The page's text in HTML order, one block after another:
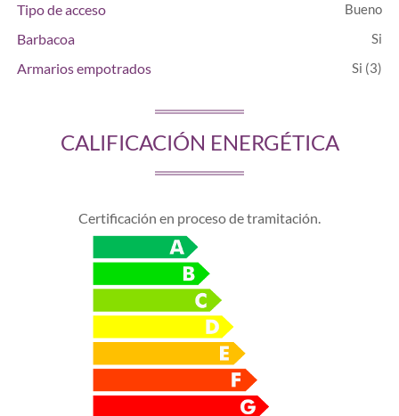
Tipo de acceso Bueno
Barbacoa
Armarios empotrados
(3)
CALIFICACIÓN ENERGÉTICA
Certificación en proceso de tramitación.